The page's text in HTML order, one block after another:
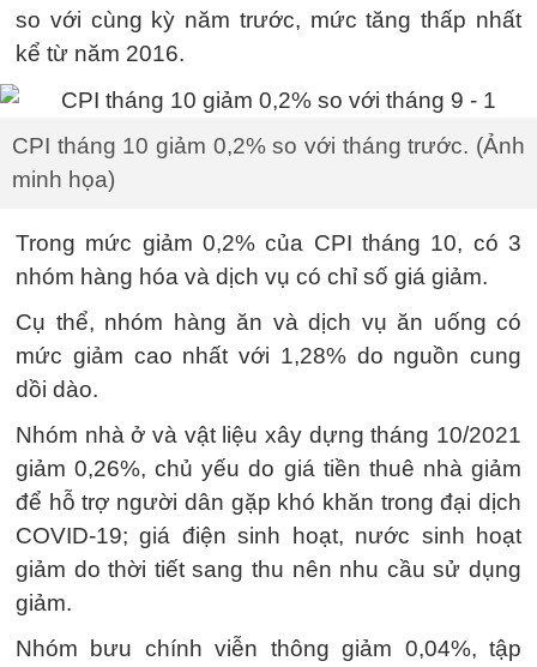
so với cùng kỳ năm trước, mức tăng thấp nhất
kể từ năm 2016.
CPI tháng 10 giảm 0,2% so với tháng trước. (Ảnh
minh họa)
Trong mức giảm 0,2% của CPI tháng 10, có 3
nhóm hàng hóa và dịch vụ có chỉ số giá giảm.
Cụ thể, nhóm hàng ăn và dịch vụ ăn uống có
mức giảm cao nhất với 1,28% do nguồn cung
dồi dào.
Nhóm nhà ở và vật liệu xây dựng tháng 10/2021
giảm 0,26%, chủ yếu do giá tiền thuê nhà giảm
để hỗ trợ người dân gặp khó khăn trong đại dịch
COVID-19; giá điện sinh hoạt, nước sinh hoạt
giảm do thời tiết sang thu nên nhu cầu sử dụng
giảm.
Nhóm bưu chính viễn thông giảm 0,04%, tập